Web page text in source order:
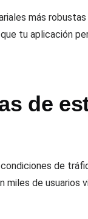
más
tu aplicación
de
de
miles de